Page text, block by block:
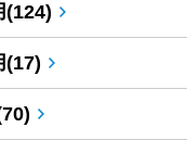
(124)
(17)